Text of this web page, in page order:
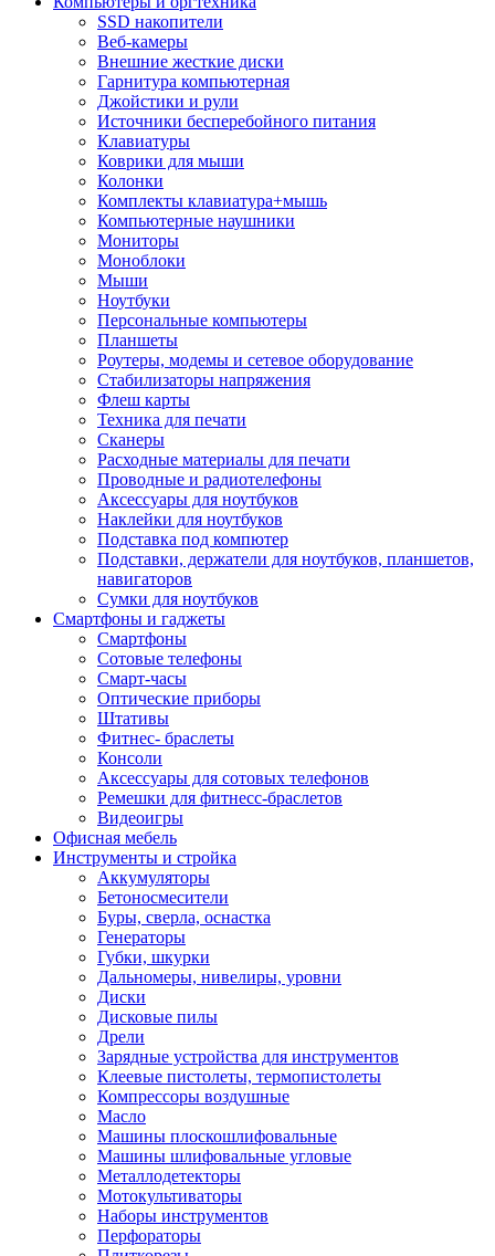
SSD накопители
Веб-камеры
Внешние жесткие диски
Гарнитура компьютерная
Джойстики и рули
Источники бесперебойного питания
Клавиатуры
Коврики для мыши
Колонки
Комплекты клавиатура+мышь
Компьютерные наушники
Мониторы
Моноблоки
Мыши
Ноутбуки
Персональные компьютеры
Планшеты
Роутеры, модемы и сетевое оборудование
Стабилизаторы напряжения
Флеш карты
Техника для печати
Сканеры
Расходные материалы для печати
Проводные и радиотелефоны
Аксессуары для ноутбуков
Наклейки для ноутбуков
Подставка под компютер
Подставки, держатели для ноутбуков, планшетов,
навигаторов
Сумки для ноутбуков
Смартфоны и гаджеты
Смартфоны
Сотовые телефоны
Смарт-часы
Оптические приборы
Штативы
Фитнес- браслеты
Консоли
Аксессуары для сотовых телефонов
Ремешки для фитнесс-браслетов
Видеоигры
Офисная мебель
Инструменты и стройка
Аккумуляторы
Бетоносмесители
Буры, сверла, оснастка
Генераторы
Губки, шкурки
Дальномеры, нивелиры, уровни
Диски
Дисковые пилы
Дрели
Зарядные устройства для инструментов
Клеевые пистолеты, термопистолеты
Компрессоры воздушные
Масло
Машины плоскошлифовальные
Машины шлифовальные угловые
Металлодетекторы
Мотокультиваторы
Наборы инструментов
Перфораторы